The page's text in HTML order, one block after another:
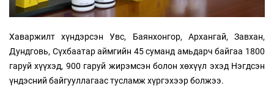
Хаваржилт хүндэрсэн Увс, Баянхонгор, Архангай, Завхан,
Дундговь, Сүхбаатар аймгийн 45 суманд амьдарч байгаа 1800
гаруй хүүхэд, 900 гаруй жирэмсэн болон хөхүүл эхэд Нэгдсэн
үндэсний байгууллагаас тусламж хүргэхээр болжээ.